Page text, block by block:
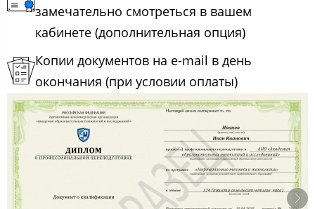
замечательно смотреться в вашем
кабинете (дополнительная опция)
Копии документов на e-mail в день
окончания (при условии оплаты)